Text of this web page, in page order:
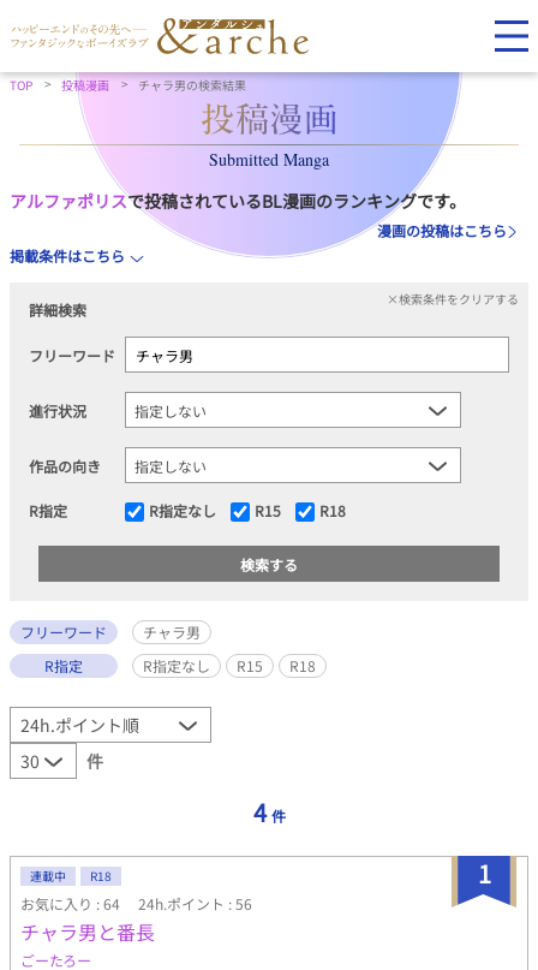
TOP 投稿漫画 チャラ男の検索結果
Submitted Manga
アルファポリスで投稿されているBL漫画のランキングです。
漫画の投稿はこちら
掲載条件はこちら
詳細検索
×検索条件をクリアする
フリーワード
進行状況
作品の向き
R指定 R指定なし R15 R18
フリーワード
チャラ男
R指定
R指定なし R15 R18
件
4 件
1
連載中 R18
お気に入り : 64 24h.ポイント : 56
チャラ男と番長
ごーたろー